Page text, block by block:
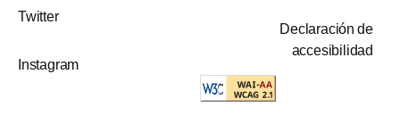
Twitter
Instagram
Declaración de
accesibilidad